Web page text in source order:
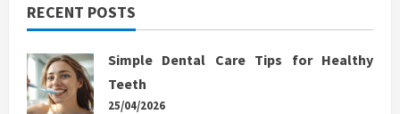
RECENT POSTS
Simple Dental Care Tips for Healthy
Teeth
25/04/2026